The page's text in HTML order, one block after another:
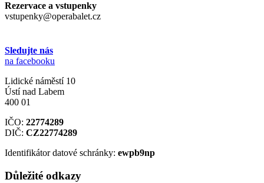
Rezervace a vstupenky
vstupenky@operabalet.cz
Sledujte nás
na facebooku
Lidické náměstí 10
Ústí nad Labem
400 01
IČO: 22774289
DIČ: CZ22774289
Identifikátor datové schránky: ewpb9np
Důležité odkazy